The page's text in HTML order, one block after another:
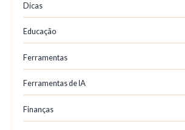
Dicas
Educação
Ferramentas
Ferramentas de IA
Finanças